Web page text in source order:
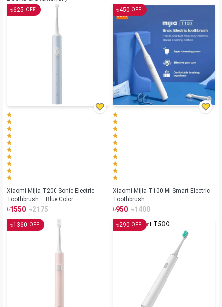
৳625 OFF
Xiaomi Mijia T200 Sonic Electric
Toothbrush – Blue Color
৳1550 ৳2175
৳450 OFF
Xiaomi Mijia T100 Mi Smart Electric
Toothbrush
৳950 ৳1400
৳1360 OFF ৳290 OFF